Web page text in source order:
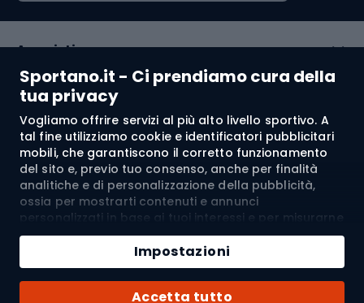
Sportano.it - Ci prendiamo cura della
tua privacy
Vogliamo offrire servizi al più alto livello sportivo. A
tal fine utilizziamo cookie e identificatori pubblicitari
mobili, che garantiscono il corretto funzionamento
del sito e, previo tuo consenso, anche per finalità
analitiche e di personalizzazione della pubblicità,
ossia per mostrarti contenuti e annunci
personalizzati in base ai tuoi interessi e per misurarne
l’efficacia. I cookie e gli identificatori pubblicitari
mobili possono essere utilizzati sia per attività
pubblicitarie personalizzate sia non personalizzate, a
seconda dei consensi da te espressi. Se clicchi su
“Accetta tutto”, acconsenti al trattamento dei tuoi
Accetta tutto
Impostazioni
Quantità
Aggiungi al carrello
Acquista con
Acquisti
Servizio clienti
Regolamento
Chi siamo
© 2026 Sportano